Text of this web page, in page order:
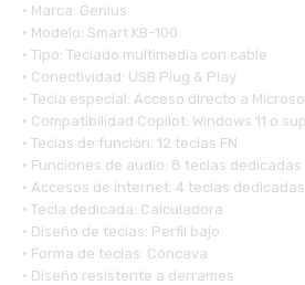
• Marca: Genius
• Modelo: Smart KB-100
• Tipo: Teclado multimedia con cable
• Conectividad: USB Plug & Play
• Tecla especial: Acceso directo a
• Compatibilidad Copilot: Windows 11 o
• Teclas de función: 12 teclas FN
• Funciones de audio: 8 teclas dedicadas
• Accesos de internet: 4 teclas dedicadas
• Tecla dedicada: Calculadora
• Diseño de teclas: Perfil bajo
• Forma de teclas: Cóncava
• Diseño resistente a derrames